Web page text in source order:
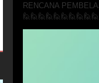
RENCANA